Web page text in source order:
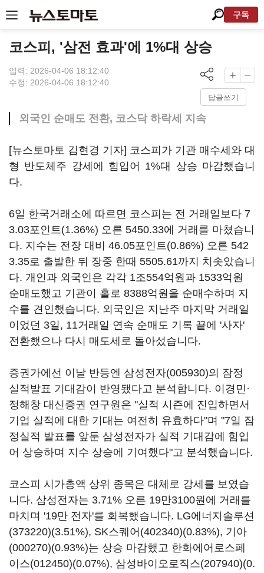
구독
코스피, '삼전 효과'에 1%대 상승
입력: 2026-04-06 18:12:40
수정: 2026-04-06 18:12:40
답글쓰기
외국인 순매도 전환, 코스닥 하락세 지속
[뉴스토마토 김현경 기자] 코스피가 기관 매수세와 대
형 반도체주 강세에 힘입어 1%대 상승 마감했습니
다.
6일 한국거래소에 따르면 코스피는 전 거래일보다 7
3.03포인트(1.36%) 오른 5450.33에 거래를 마쳤습니
다. 지수는 전장 대비 46.05포인트(0.86%) 오른 542
3.35로 출발한 뒤 장중 한때 5505.61까지 치솟았습니
다. 개인과 외국인은 각각 1조554억원과 1533억원
순매도했고 기관이 홀로 8388억원을 순매수하며 지
수를 견인했습니다. 외국인은 지난주 마지막 거래일
이었던 3일, 11거래일 연속 순매도 기록 끝에 '사자'
전환했으나 다시 매도세로 돌아섰습니다.
증권가에선 이날 반등엔 삼성전자(005930)의 잠정
실적발표 기대감이 반영됐다고 분석합니다. 이경민·
정해창 대신증권 연구원은 "실적 시즌에 진입하면서
기업 실적에 대한 기대는 여전히 유효하다"며 "7일 잠
정실적 발표를 앞둔 삼성전자가 실적 기대감에 힘입
어 상승하며 지수 상승에 기여했다"고 분석했습니다.
코스피 시가총액 상위 종목은 대체로 강세를 보였습
니다. 삼성전자는 3.71% 오른 19만3100원에 거래를
마치며 '19만 전자'를 회복했습니다. LG에너지솔루션
(373220)(3.51%), SK스퀘어(402340)(0.83%), 기아
(000270)(0.93%)는 상승 마감했고 한화에어로스페
이스(012450)(0.07%), 삼성바이오로직스(207940)(0.